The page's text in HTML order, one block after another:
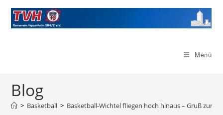
Menü
Blog
> Basketball > Basketball-Wichtel fliegen hoch hinaus – Gruß zum